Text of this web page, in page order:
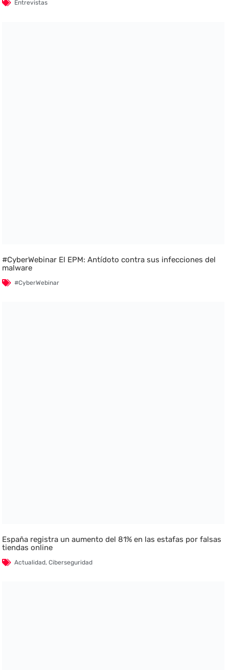
Entrevistas
#CyberWebinar El EPM: Antídoto contra sus infecciones del
malware
#CyberWebinar
España registra un aumento del 81% en las estafas por falsas
tiendas online
Actualidad,Ciberseguridad